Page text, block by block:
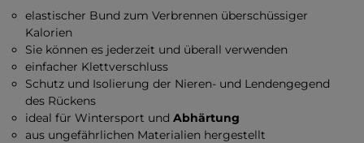
elastischer Bund zum Verbrennen überschüssiger
Kalorien
Sie können es jederzeit und überall verwenden
einfacher Klettverschluss
Schutz und Isolierung der Nieren- und Lendengegend
des Rückens
ideal für Wintersport undAbhärtung
aus ungefährlichen Materialien hergestellt